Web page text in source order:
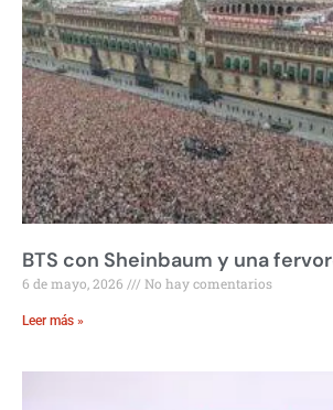
BTS con Sheinbaum y una
6 de mayo, 2026 No hay comentarios
Leer más »